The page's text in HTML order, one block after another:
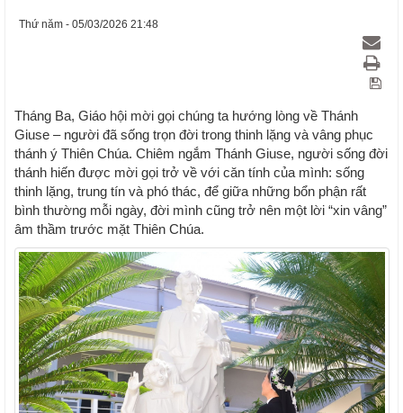
Thứ năm - 05/03/2026 21:48
Tháng Ba, Giáo hội mời gọi chúng ta hướng lòng về Thánh
Giuse – người đã sống trọn đời trong thinh lặng và vâng phục
thánh ý Thiên Chúa. Chiêm ngắm Thánh Giuse, người sống đời
thánh hiến được mời gọi trở về với căn tính của mình: sống
thinh lặng, trung tín và phó thác, để giữa những bổn phận rất
bình thường mỗi ngày, đời mình cũng trở nên một lời “xin vâng”
âm thầm trước mặt Thiên Chúa.